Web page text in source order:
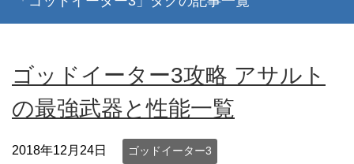
ゴッドイーター3攻略 アサルト
の最強武器と性能一覧
2018年12月24日 ゴッドイーター3